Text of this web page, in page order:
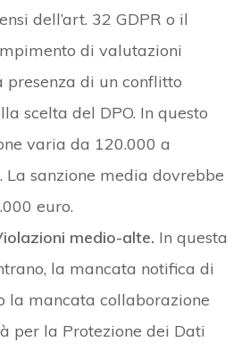
dell’art. 32 GDPR o il
di valutazioni
presenza di un conflitto
scelta del DPO. In questo
varia da 120.000 a
La sanzione media dovrebbe
euro.
medio-alte. In questa
la mancata notifica di
la mancata collaborazione
per la Protezione dei Dati